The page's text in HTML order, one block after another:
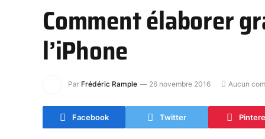
Comment élaborer
l’iPhone
Par Frédéric Rample 26 novembre 2016 Aucun
Facebook Twitter